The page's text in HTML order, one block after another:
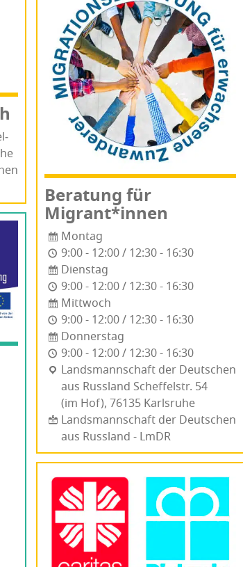
Bera­tung für
Migrant*innen
Montag
9:00 - 12:00 / 12:30 - 16:30
Dienstag
9:00 - 12:00 / 12:30 - 16:30
Mittwoch
9:00 - 12:00 / 12:30 - 16:30
Donnerstag
9:00 - 12:00 / 12:30 - 16:30
Lands­mann­schaft der Deut­schen
aus Russland Schef­fel­str. 54
(im Hof), 76135 Karls­ru­he
Landsmannschaft der Deutschen
aus Russland - LmDR